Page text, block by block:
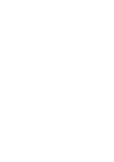
tray option
thật